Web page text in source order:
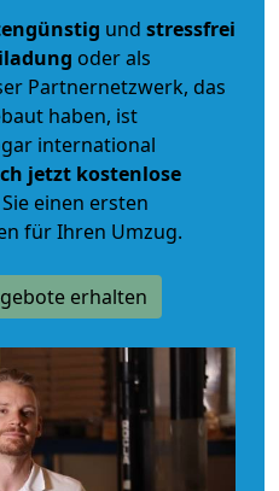
und stressfrei
oder als
Partnernetzwerk, das
haben, ist
international
jetzt kostenlose
einen ersten
für Ihren Umzug.
erhalten